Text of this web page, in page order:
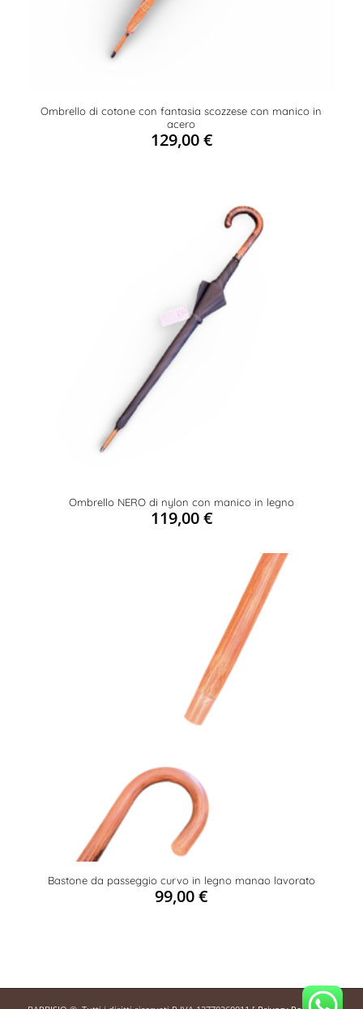
Ombrello di cotone con fantasia scozzese con manico in
acero
129,00€
Ombrello NERO di nylon con manico in legno
119,00€
Bastone da passeggio curvo in legno manao lavorato
99,00€